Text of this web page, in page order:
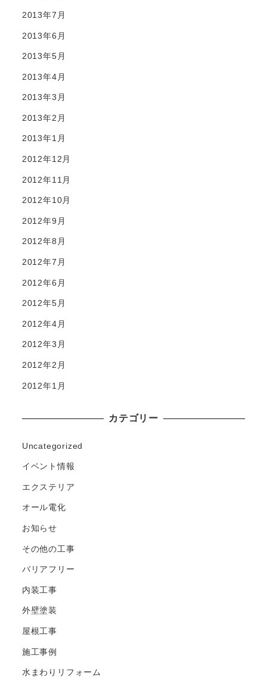
2013年7月
2013年6月
2013年5月
2013年4月
2013年3月
2013年2月
2013年1月
2012年12月
2012年11月
2012年10月
2012年9月
2012年8月
2012年7月
2012年6月
2012年5月
2012年4月
2012年3月
2012年2月
2012年1月
カテゴリー
Uncategorized
イベント情報
エクステリア
オール電化
お知らせ
その他の工事
バリアフリー
内装工事
外壁塗装
屋根工事
施工事例
水まわりリフォーム